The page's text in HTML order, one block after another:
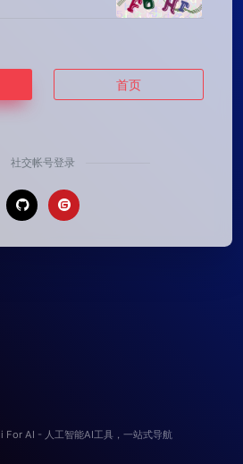
首页
社交帐号登录
i For AI - 人工智能AI工具，一站式导航